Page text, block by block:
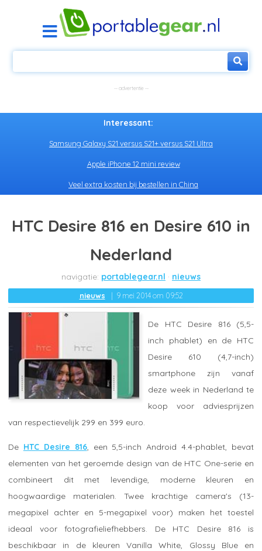
Interessant:
Samsung Galaxy S21 versus S21+ versus S21 Ultra
Apple iPhone 12 mini review
Veel extra kosten bij bestellen in China
HTC Desire 816 en Desire 610 in
Nederland
portablegear.nl nieuws
nieuws 9 mei 2014 om 09:52
De HTC Desire 816 (5,5-
inch phablet) en de HTC
Desire 610 (4,7-inch)
smartphone zijn vanaf
deze week in Nederland te
koop voor adviesprijzen
van respectievelijk 299 en 399 euro.
De HTC Desire 816, een 5,5-inch Android 4.4-phablet, bevat
elementen van het geroemde design van de HTC One-serie en
combineert dit met levendige, moderne kleuren en
hoogwaardige materialen. Twee krachtige camera's (13-
megapixel achter en 5-megapixel voor) maken het toestel
ideaal voor fotografieliefhebbers. De HTC Desire 816 is
beschikbaar in de kleuren Vanilla White, Glossy Blue en